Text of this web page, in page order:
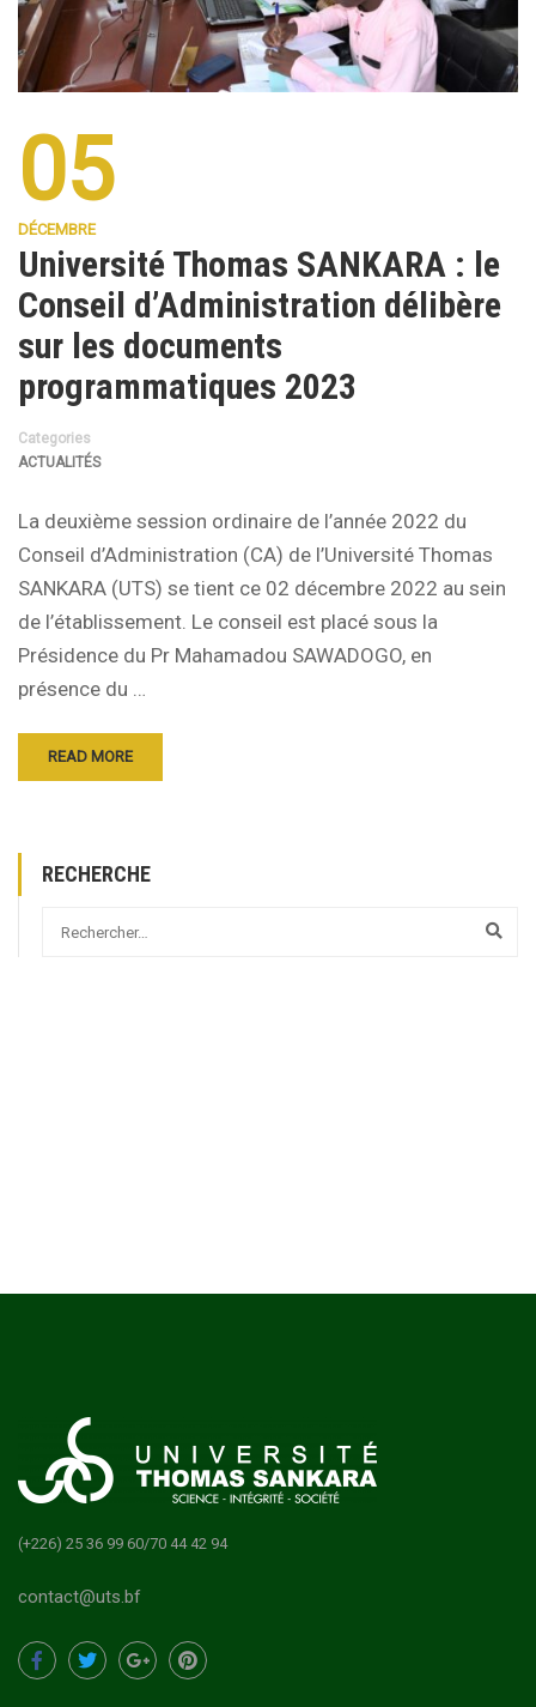
05
DÉCEMBRE
Université Thomas SANKARA : le
Conseil d’Administration délibère
sur les documents
programmatiques 2023
Categories
ACTUALITÉS
La deuxième session ordinaire de l’année 2022 du
Conseil d’Administration (CA) de l’Université Thomas
SANKARA (UTS) se tient ce 02 décembre 2022 au sein
de l’établissement. Le conseil est placé sous la
Présidence du Pr Mahamadou SAWADOGO, en
présence du …
READ MORE
RECHERCHE
(+226) 25 36 99 60/70 44 42 94
contact@uts.bf